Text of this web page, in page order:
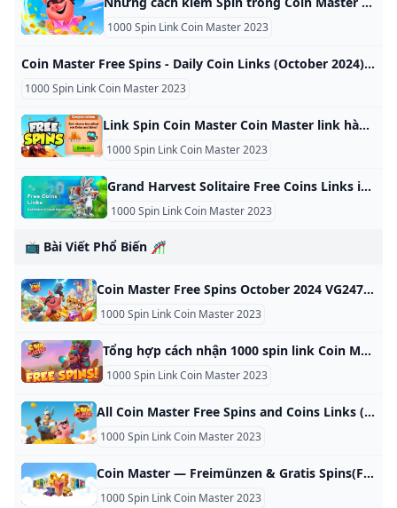
1000 Spin Link Coin Master 2023
Coin Master Free Spins - Daily Coin Links (October 2024) Addicted to Coin Master and its spins? You might want to read one to get some freebies. Any updated links for Coin Master free spins? By Josh BrownFreelance Editor & Writer Published: Aug 11, 2022, 3:52 pm Updated: Oct 21, 2024, 4:09 pm - 25 pins 10 spins, 1 million coins 25 spins 25 spins August 30 25 spins 10 spins, 1 million coins August 9 25 spins 25 spins 25 spins 25 spins 25 spins 25 spins 10 spins, 1 million coins May 14 40 spins 70 spins 25 spins 25 spins 25 spins May 13 25 spins 25 spins 25 spins 25 spins 25 spins 60 spins 25 spins 25 spins May 12 25 spins 25 spins 25 spins 25 spins 25 spins 10 spins, 1 million coins 25 spins May 11 May 10 25 spins 25 spins 25 spins 25 spins 25 spins The last set of free spins links there won’t work.
1000 Spin Link Coin Master 2023
Link Spin Coin Master Coin Master link hàng ngày 25/10/2024 Quantrimang.com sẽ giúp bạn nhận Coin Master Link hàng ngày, code Spin hàng ngày Coin Master mới nhất. Minh Mũm Mĩm 5252Tiếp tục là nhữn
1000 Spin Link Coin Master 2023
Grand Harvest Solitaire Free Coins Links in 2024 - Mobi.gg Take advantage of the many free coins in Solitaire Grand Harvest thanks to our list of links, updated daily! The free coins are yours! Christelle B. Updated October 24, 2024 Codes , Tips Solitaire Grand Harvest is the perfect game for fans of the famous card game Solitaire. But in this title, you don’t just play card games. You also have to build and manage your own farm! If you like the concept, the mix of these two genres will keep you entertained for hours.
1000 Spin Link Coin Master 2023
📺 Bài Viết Phổ Biến 🎢
Coin Master Free Spins October 2024 VG247 Need some extra spins in Coin Master? Then our list of working Coin Master Free Spins Links will help you claim plenty of freebies. Get free Spins and Coins with these daily links. Here’s a list of the working free spins links for Coin Master: Free Spins (NEW!) Spins and Coins (NEW!) Free Spins (NEW!) Free Spins (NEW!) Free Spins (NEW!) Free Spins (NEW!) Free Spins Free Spins Free Spins Free Spins Spins and Coins Free Spins Free Spins Free Spins Free Spins Free Spins Free Spins How to redeem Coin Master Free Spins Links To redeem a free spins link, you just need to tap on it in your browser on the device you have Coin Master installed on.
1000 Spin Link Coin Master 2023
Tổng hợp cách nhận 1000 spin link Coin Master 2024 hàng ngày Cùng khám phá những cách thức hiệu quả nhất để nhận 1000 spin link, coin master 2024 hàng ngày mang lại trải nghiệm chơi game tốt nhất. 14/12/2023 25 Spin Lấy ngay 13/12/2023 25 Spin Lấy ngay 13/12/2023 Free Spin Lấy ngay 12/12/2023 25 Spin Lấy ngay 12/12/2023 25 Spin Lấy ngay 12/12/2023 25 Spin Lấy ngay 11/12/2023 25 Spin Lấy ngay 11/12/2023 Free Spin Lấy ngay 10/12/2023 25 Spin Lấy ngay 10/12/2023 25 Spin Lấy ngay 10/12/2023 25 Spin Lấy ngay 9/12/2023 25 Spin Lấy ngay 9/12/2023 Free Spin Lấy ngay 9/12/2023 Free Spin Lấy ngay 8/12/2023 Free Spin Lấy ngay 8/12/2023 Free Spin Lấy ngay 8/12/2023 Free Spin Lấy ngay 7/12/2023 Free Spin Lấy ngay 7/12/2023 Free Spin Lấy ngay 7/12/2023 Free Spin Lấy ngay 7/12/2023 Free Spin Lấy ngay 6/12/2023 Free Spin Lấy ngay 6/12/2023 Free Spin Lấy ngay 6/12/2023 Free Spin Lấy ngay 1000 spin link, coin master 2024 có lợi ích gì?
1000 Spin Link Coin Master 2023
All Coin Master Free Spins and Coins Links (October 2024) - IGN The latest Coin Master links to net yourself some free spins and coins. The latest Coin Master links to net yourself some free spins and coins. Below is a list of all the currently active and working Coin Master links for free spins and coins in October 2024: Free Spins (NEW!) Free Spins (NEW!) Free Spins and Coins (NEW!) Free Spins (NEW!) Free Spins (NEW!) Free Spins (NEW!) Free Spins Free Spins Free Spins Free Spins Free Spins and Coins Free Spins Free Spins Free Spins Free Spins Free Spins Free Spins How to Claim Free Coin Master Spins and Coins To redeem free spins and coins in Coin Master, click on the links above using an Android or iOS device with Coin Master installed.
1000 Spin Link Coin Master 2023
Coin Master — Freimünzen & Gratis Spins(Free Spins/Free Coins) Täglich aktuelle Boni, Free Spins, Free Coins und frische Links. Jede Menge Features und Spielgeheimnisse für neue und erfahrene Spieler! Coin Master ist ein beliebtes Gelegenheitsspiel des Studios Moon Active. Diese Seite enthält aktuelle Bonusangebote und Tricks des Spiels. Sie werden regelmäßig aktualisiert, so dass jeder Spieler hier leicht Geschenke, Bonusgutscheine, Freispiele und andere Boni finden kann. Für die Nutzung dieser Anreize müssen Sie nichts bezahlen, was ein zusätzlicher Vorteil ist.
1000 Spin Link Coin Master 2023